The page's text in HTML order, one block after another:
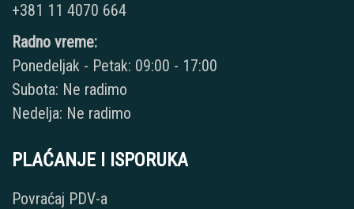
+381 11 4070 664
Radno vreme:
Ponedeljak - Petak: 09:00 - 17:00
Subota: Ne radimo
Nedelja: Ne radimo
PLAĆANJE I ISPORUKA
Povraćaj PDV-a